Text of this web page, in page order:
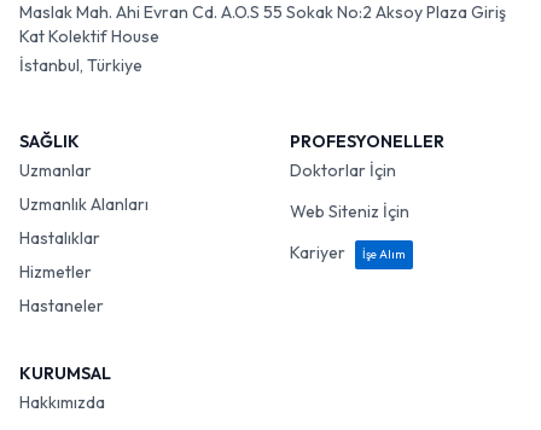
Maslak Mah. Ahi Evran Cd. A.O.S 55 Sokak No:2 Aksoy Plaza Giriş
Kat Kolektif House
İstanbul, Türkiye
SAĞLIK
Uzmanlar
Uzmanlık Alanları
Hastalıklar
Hizmetler
Hastaneler
PROFESYONELLER
Doktorlar İçin
Web Siteniz İçin
Kariyer
İşe Alım
KURUMSAL
Hakkımızda